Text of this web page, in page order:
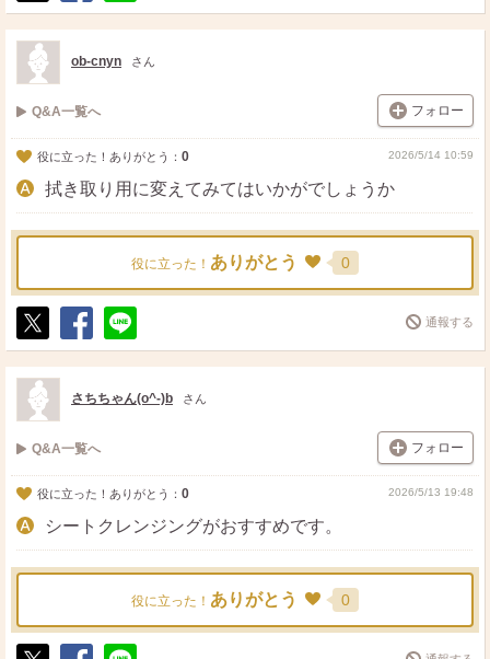
ポ
ス
ト
シ
ェ
送
る
ob-cnyn さん
Q&A一覧へ フォロー
役に立った！ありがとう： 0 2026/5/14 10:59
拭き取り用に変えてみてはいかがでしょうか
役に立った！ ありがとう 0
ポ
ス
ト
シ
ェ
送
る
通報する
さちちゃん(o^-)b さん
Q&A一覧へ フォロー
役に立った！ありがとう： 0 2026/5/13 19:48
シートクレンジングがおすすめです。
役に立った！ ありがとう 0